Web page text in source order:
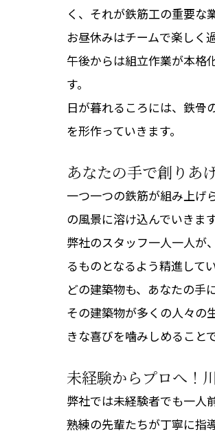
く、それが鉄筋工の重要な
お昼休みはチームで楽しく
午後からは組立作業が本格
す。
日が暮れるころには、鉄骨
を形作っていきます。
あなたの手で創りあ
一つ一つの鉄筋が組み上げ
の風景に溶け込んでいきます
弊社のスタッフ一人一人が
るものとなるよう精進してい
どの建築物も、あなたの手
その建築物が多くの人々の
きな喜びを噛みしめること
未経験からプロへ！
弊社では未経験者でも一人
熟練の先輩たちが丁寧に指